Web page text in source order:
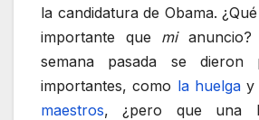
la candidatura de Obama.
importante que mi
semana pasada se dieron
importantes, como la huelgay
maestros, ¿pero que una